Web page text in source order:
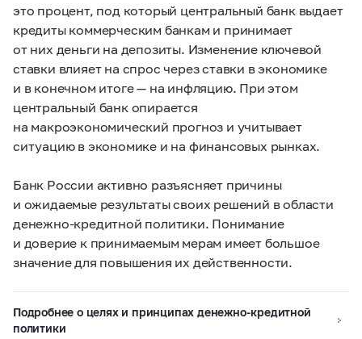
это процент, под который центральный банк выдает
кредиты коммерческим банкам и принимает
от них деньги на депозиты. Изменение ключевой
ставки влияет на спрос через ставки в экономике
и в конечном итоге — на инфляцию. При этом
центральный банк опирается
на макроэкономический прогноз и учитывает
ситуацию в экономике и на финансовых рынках.
Банк России активно разъясняет причины
и ожидаемые результаты своих решений в области
денежно-кредитной политики. Понимание
и доверие к принимаемым мерам имеет большое
значение для повышения их действенности.
Подробнее о целях и принципах денежно-кредитной
политики